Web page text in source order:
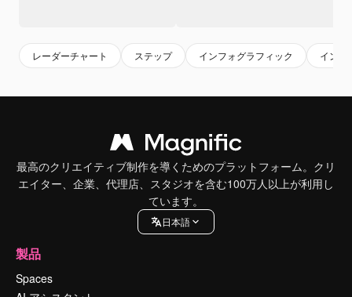
レーダーチャート ステップ インフォグラフィック インフ
最高のクリエイティブ制作を導くためのプラットフォーム。クリ
エイター、企業、代理店、スタジオを含む100万人以上が利用し
ています。
日本語
製品
Spaces